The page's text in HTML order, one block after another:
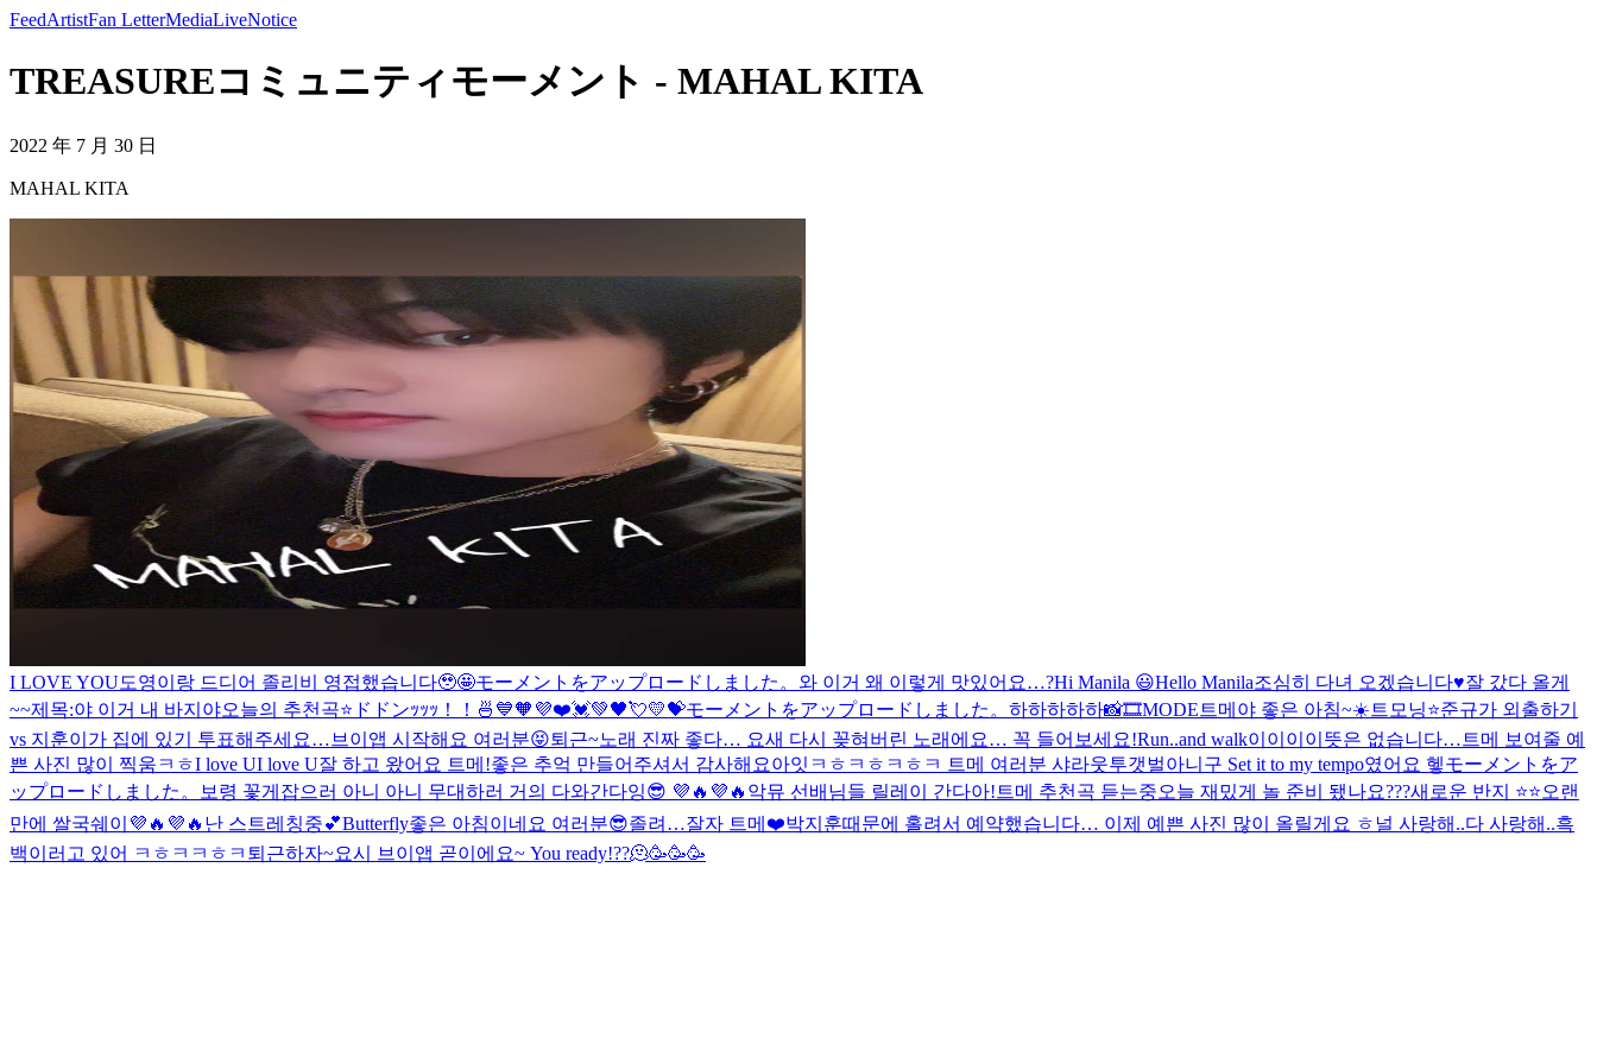
FeedArtistFan LetterMediaLiveNotice
TREASUREコミュニティモーメント - MAHAL KITA
2022 年 7 月 30 日
MAHAL KITA
I LOVE YOU도영이랑 드디어 졸리비 영접했습니다🥹🤩モーメントをアップロードしました。 와 이거 왜 이렇게 맛있어요…?Hi Manila 😃Hello Manila조심히 다녀 오겠습니다♥️잘 갔다 올게
~~제목:야 이거 내 바지야오늘의 추천곡⭐️ ドドンｯｯｯ！！🍜 💙🧡💜❤️💓💚🖤💘💛💝モーメントをアップロードしました。 하하하하하📸🎞MODE 트메야 좋은 아침~☀️ 트모닝⭐️준규가 외출하기
vs 지훈이가 집에 있기 투표해주세요… 브이앱 시작해요 여러분😝퇴근~노래 진짜 좋다… 요새 다시 꽂혀버린 노래에요… 꼭 들어보세요!Run..and walk이이이이뜻은 없습니다… 트메 보여줄 예
쁜 사진 많이 찍움ㅋㅎI love UI love U잘 하고 왔어요 트메!좋은 추억 만들어주셔서 감사해요아잇ㅋㅎㅋㅎㅋㅎㅋ 트메 여러분 샤라웃투갯벌아니구 Set it to my tempo였어요 헿モーメントをア
ップロードしました。
보령 꽃게잡으러 아니 아니 무대하러 거의 다와간다잉😎 💜🔥💜🔥 악뮤 선배님들 릴레이 간다아! 트메 추천곡 듣는중오늘 재밌게 놀 준비 됐나요???새로운 반지 ⭐️⭐️오랜
만에 쌀국쉐이💜🔥💜🔥 난 스트레칭중💕Butterfly좋은 아침이네요 여러분😎졸려…잘자 트메❤️박지훈때문에 홀려서 예약했습니다… 이제 예쁜 사진 많이 올릴게요 ㅎ 널 사랑해..다 사랑해..흑
백이러고 있어 ㅋㅎㅋㅋㅎㅋ 퇴근하자~요시 브이앱 곧이에요~ You ready!??🫠🥳🥳🥳